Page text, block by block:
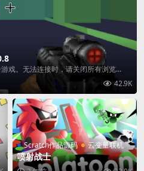
戏。无法连接时，请关闭所有浏览...
42.9K
Scratch作品源码 云变量联机
喷射战士